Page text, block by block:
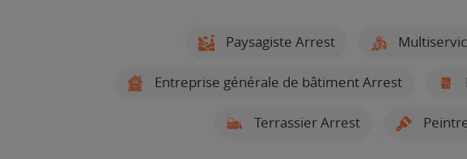
Paysagiste Arrest
Entreprise générale de bâtiment Arrest
Terrassier Arrest